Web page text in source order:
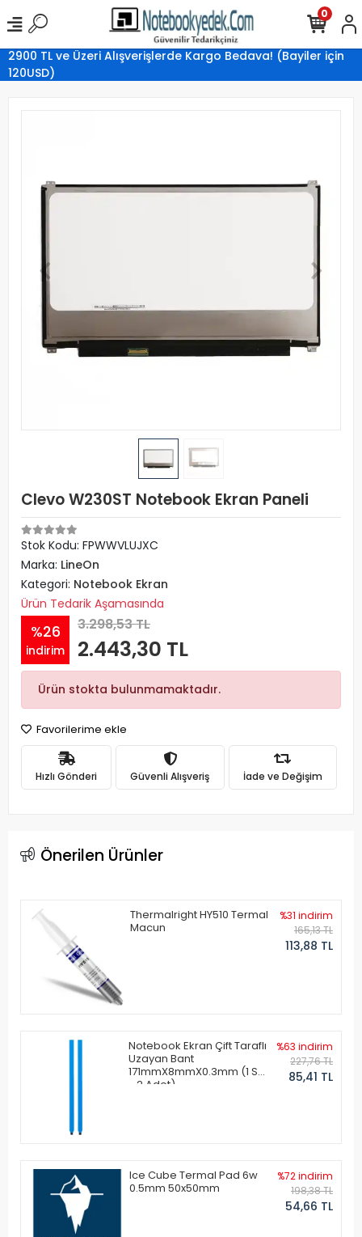
2900 TL ve Üzeri Alışverişlerde Kargo Bedava! (Bayiler için
120USD)
0
Clevo W230ST Notebook Ekran Paneli
Stok Kodu: FPWWVLUJXC
Marka: LineOn
Kategori: Notebook Ekran
Ürün Tedarik Aşamasında
%26
indirim
3.298,53 TL
2.443,30 TL
Ürün stokta bulunmamaktadır.
Favorilerime ekle
Hızlı Gönderi Güvenli Alışveriş İade ve Değişim
Önerilen Ürünler
Thermalright HY510 Termal
Macun
%31 indirim
165,13 TL
113,88 TL
Notebook Ekran Çift Taraflı
Uzayan Bant
171mmX8mmX0.3mm (1 Set
- 2 Adet)
%63 indirim
227,76 TL
85,41 TL
Ice Cube Termal Pad 6w
0.5mm 50x50mm
%72 indirim
198,38 TL
54,66 TL